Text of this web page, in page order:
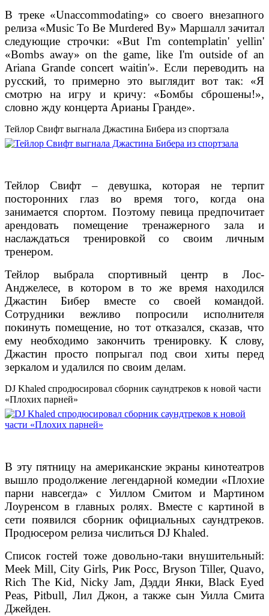
В треке «Unaccommodating» со своего внезапного
релиза «Music To Be Murdered By» Маршалл зачитал
следующие строчки: «But I'm contemplatin' yellin'
«Bombs away» on the game, like I'm outside of an
Ariana Grande concert waitin'». Если переводить на
русский, то примерно это выглядит вот так: «Я
смотрю на игру и кричу: «Бомбы сброшены!»,
словно жду концерта Арианы Гранде».
Тейлор Свифт выгнала Джастина Бибера из спортзала
Тейлор Свифт – девушка, которая не терпит
посторонних глаз во время того, когда она
занимается спортом. Поэтому певица предпочитает
арендовать помещение тренажерного зала и
наслаждаться тренировкой со своим личным
тренером.
Тейлор выбрала спортивный центр в Лос-
Анджелесе, в котором в то же время находился
Джастин Бибер вместе со своей командой.
Сотрудники вежливо попросили исполнителя
покинуть помещение, но тот отказался, сказав, что
ему необходимо закончить тренировку. К слову,
Джастин просто попрыгал под свои хиты перед
зеркалом и удалился по своим делам.
DJ Khaled спродюсировал сборник саундтреков к новой части
«Плохих парней»
В эту пятницу на американские экраны кинотеатров
вышло продолжение легендарной комедии «Плохие
парни навсегда» с Уиллом Смитом и Мартином
Лоуренсом в главных ролях. Вместе с картиной в
сети появился сборник официальных саундтреков.
Продюсером релиза числиться DJ Khaled.
Список гостей тоже довольно-таки внушительный:
Meek Mill, City Girls, Рик Росс, Bryson Tiller, Quavo,
Rich The Kid, Nicky Jam, Дэдди Янки, Black Eyed
Peas, Pitbull, Лил Джон, а также сын Уилла Смита
Джейден.